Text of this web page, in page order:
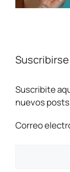
Suscribite
nuevos
Correo